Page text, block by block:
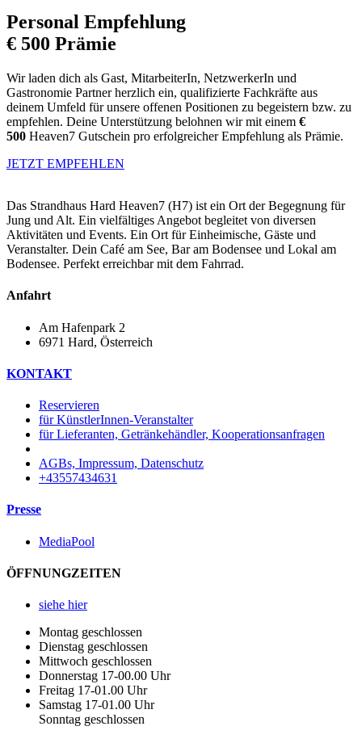
Personal Empfehlung
€ 500 Prämie
Wir laden dich als Gast, MitarbeiterIn, NetzwerkerIn und
Gastronomie Partner herzlich ein, qualifizierte Fachkräfte aus
deinem Umfeld für unsere offenen Positionen zu begeistern bzw. zu
empfehlen. Deine Unterstützung belohnen wir mit einem €
500 Heaven7 Gutschein pro erfolgreicher Empfehlung als Prämie.
JETZT EMPFEHLEN
Das Strandhaus Hard Heaven7 (H7) ist ein Ort der Begegnung für
Jung und Alt. Ein vielfältiges Angebot begleitet von diversen
Aktivitäten und Events. Ein Ort für Einheimische, Gäste und
Veranstalter. Dein Café am See, Bar am Bodensee und Lokal am
Bodensee. Perfekt erreichbar mit dem Fahrrad.
Anfahrt
Am Hafenpark 2
6971 Hard, Österreich​
KONTAKT
Reservieren
für KünstlerInnen-Veranstalter
für Lieferanten, Getränkehändler, Kooperationsanfragen
AGBs, Impressum, Datenschutz
+43557434631
Presse
MediaPool
ÖFFNUNGZEITEN
siehe hier
Montag geschlossen
Dienstag geschlossen
Mittwoch geschlossen
Donnerstag 17-00.00 Uhr
Freitag 17-01.00 Uhr
Samstag 17-01.00 Uhr
Sonntag geschlossen